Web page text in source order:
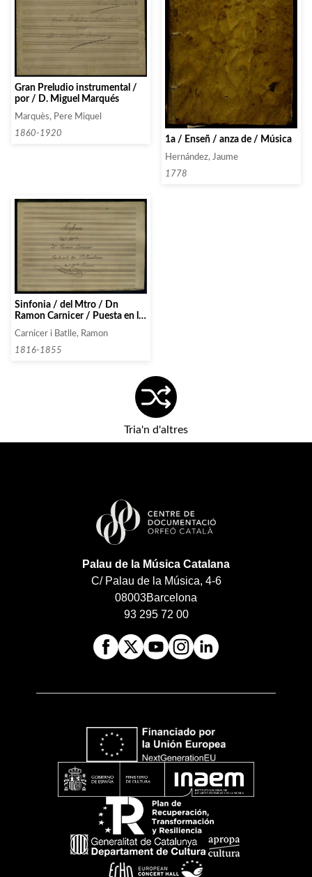
Gran Preludio instrumental /
por / D. Miguel Marqués
Marquès, Pere Miquel
1860-1920
1a / Enseñ / anza de / Música
Hernández, Jaume
1778
Sinfonia / del Mtro / Dn
Ramon Carnicer / Puesta en la
Op. Il Barbiere / del Mtro
Rossini
Carnicer i Batlle, Ramon
1816-1855
Tria'n d'altres
Palau de la Música Catalana
C/ Palau de la Música, 4-6
08003Barcelona
93 295 72 00